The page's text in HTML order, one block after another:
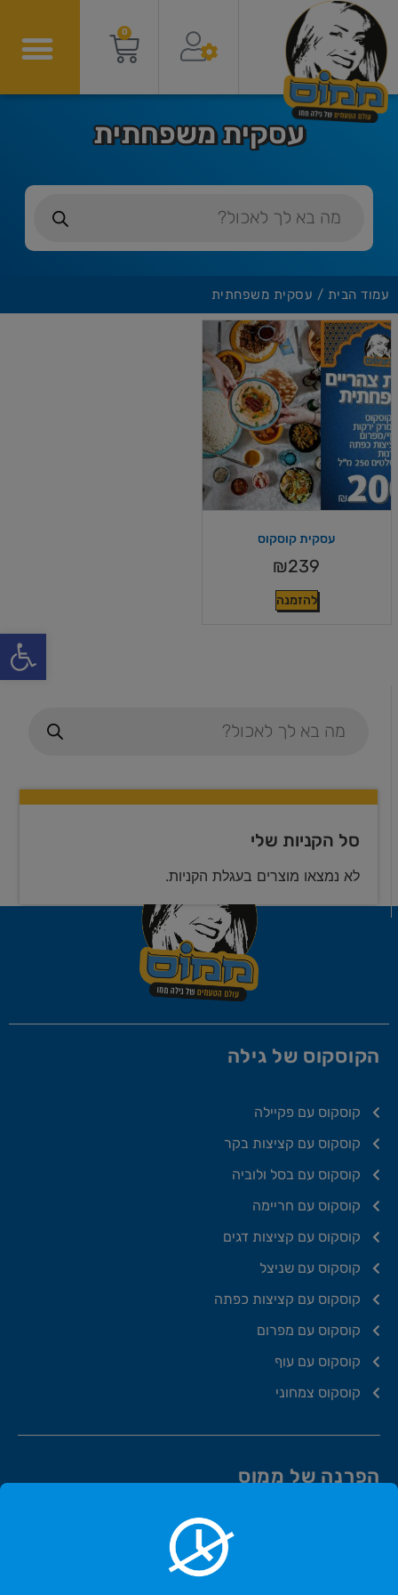
פתח
0
עסקית משפחתית
עמוד הבית / עסקית משפחתית
עסקית קוסקוס
₪239
להזמנה
סל הקניות שלי
לא נמצאו מוצרים בעגלת הקניות.
הקוסקוס של גילה
קוסקוס עם פקיילה
קוסקוס עם קציצות בקר
קוסקוס עם בסל ולוביה
קוסקוס עם חריימה
קוסקוס עם קציצות דגים
קוסקוס עם שניצל
קוסקוס עם קציצות כפתה
קוסקוס עם מפרום
קוסקוס עם עוף
קוסקוס צמחוני
הפרנה של ממוס
פרנה עם המעורב של ממוס